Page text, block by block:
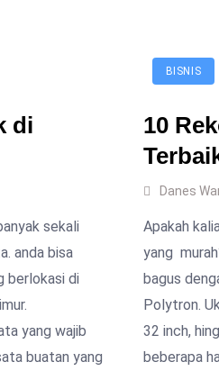
di
sekali
anda bisa
berlokasi di
yang wajib
buatan yang
BISNIS
10
Danes
Apakah
yang
bagus
Polytron.
32 inch,
beberapa